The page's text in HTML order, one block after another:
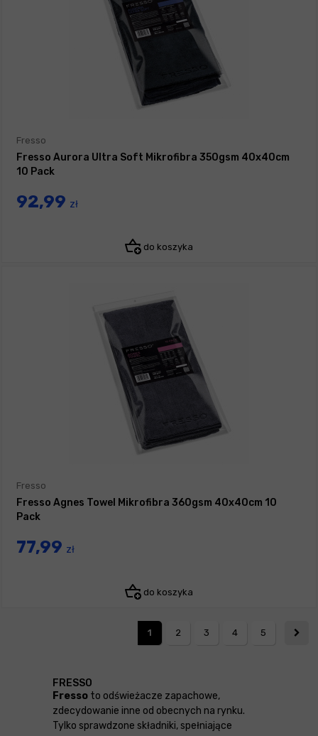
Fresso
Fresso Aurora Ultra Soft Mikrofibra 350gsm 40x40cm
10 Pack
92,99 zł
do koszyka
Fresso
Fresso Agnes Towel Mikrofibra 360gsm 40x40cm 10
Pack
77,99 zł
do koszyka
1 2 3 4 5
FRESSO
Fresso to odświeżacze zapachowe,
zdecydowanie inne od obecnych na rynku.
Tylko sprawdzone składniki, spełniające